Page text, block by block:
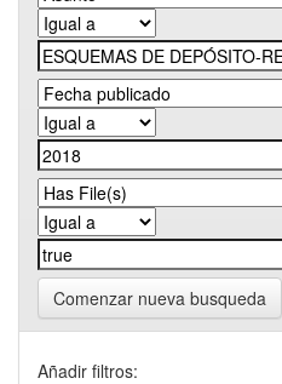
Comenzar nueva busqueda
Añadir filtros: